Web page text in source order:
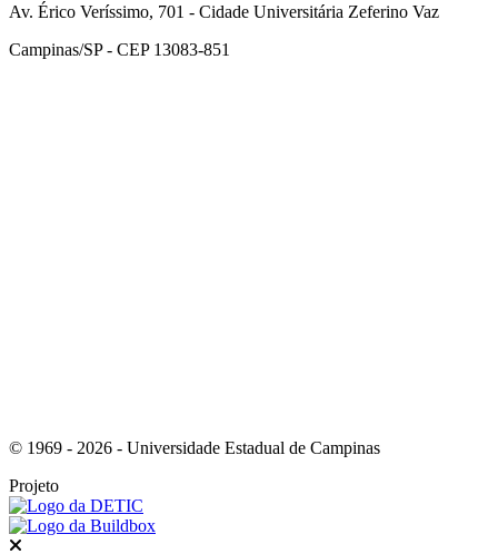
Av. Érico Veríssimo, 701 - Cidade Universitária Zeferino Vaz
Campinas/SP - CEP 13083-851
© 1969 - 2026 - Universidade Estadual de Campinas
Projeto